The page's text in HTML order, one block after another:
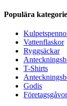
Populära
Vattenflaskor
Ryggsäckar
T-Shirts
Godis
Företagsgåvor